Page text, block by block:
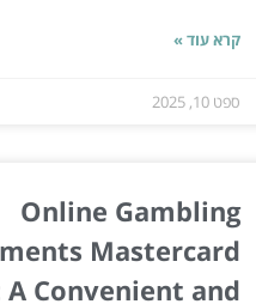
קרא עוד »
ספט 10, 2025
Online Gambling
Mastercard
A Convenient and